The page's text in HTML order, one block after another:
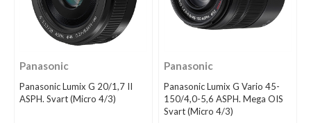
Panasonic
Panasonic Lumix G 20/1,7 II
ASPH. Svart (Micro 4/3)
Panasonic
Panasonic Lumix G Vario 45-
150/4,0-5,6 ASPH. Mega OIS
Svart (Micro 4/3)